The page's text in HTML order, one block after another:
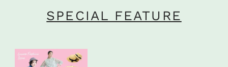
SPECIAL FEATURE